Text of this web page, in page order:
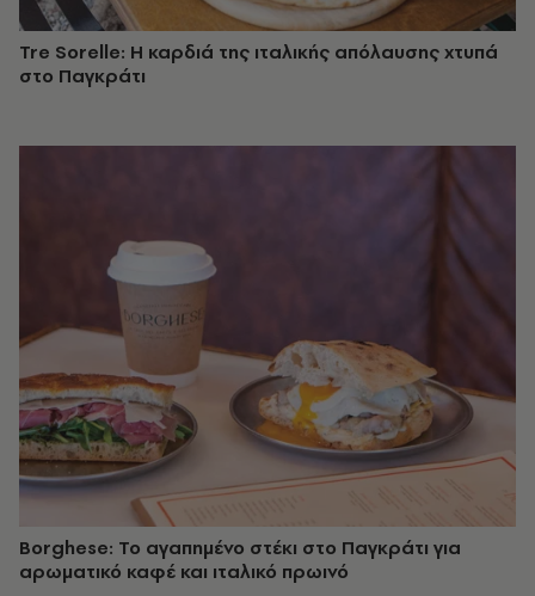
Tre Sorelle: Η καρδιά της ιταλικής απόλαυσης χτυπά
στο Παγκράτι
Borghese: Το αγαπημένο στέκι στο Παγκράτι για
αρωματικό καφέ και ιταλικό πρωινό